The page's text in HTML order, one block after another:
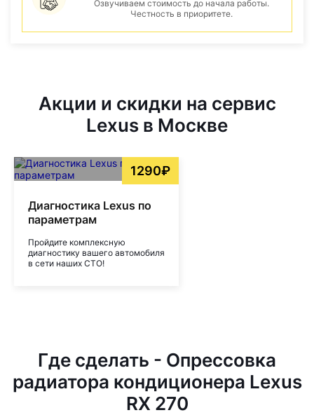
Озвучиваем стоимость до начала работы.
Честность в приоритете.
Акции и скидки на сервис
Lexus в Москве
1290₽
Диагностика Lexus по
параметрам
Пройдите комплексную
диагностику вашего автомобиля
в сети наших СТО!
Где сделать - Опрессовка
радиатора кондиционера Lexus
RX 270